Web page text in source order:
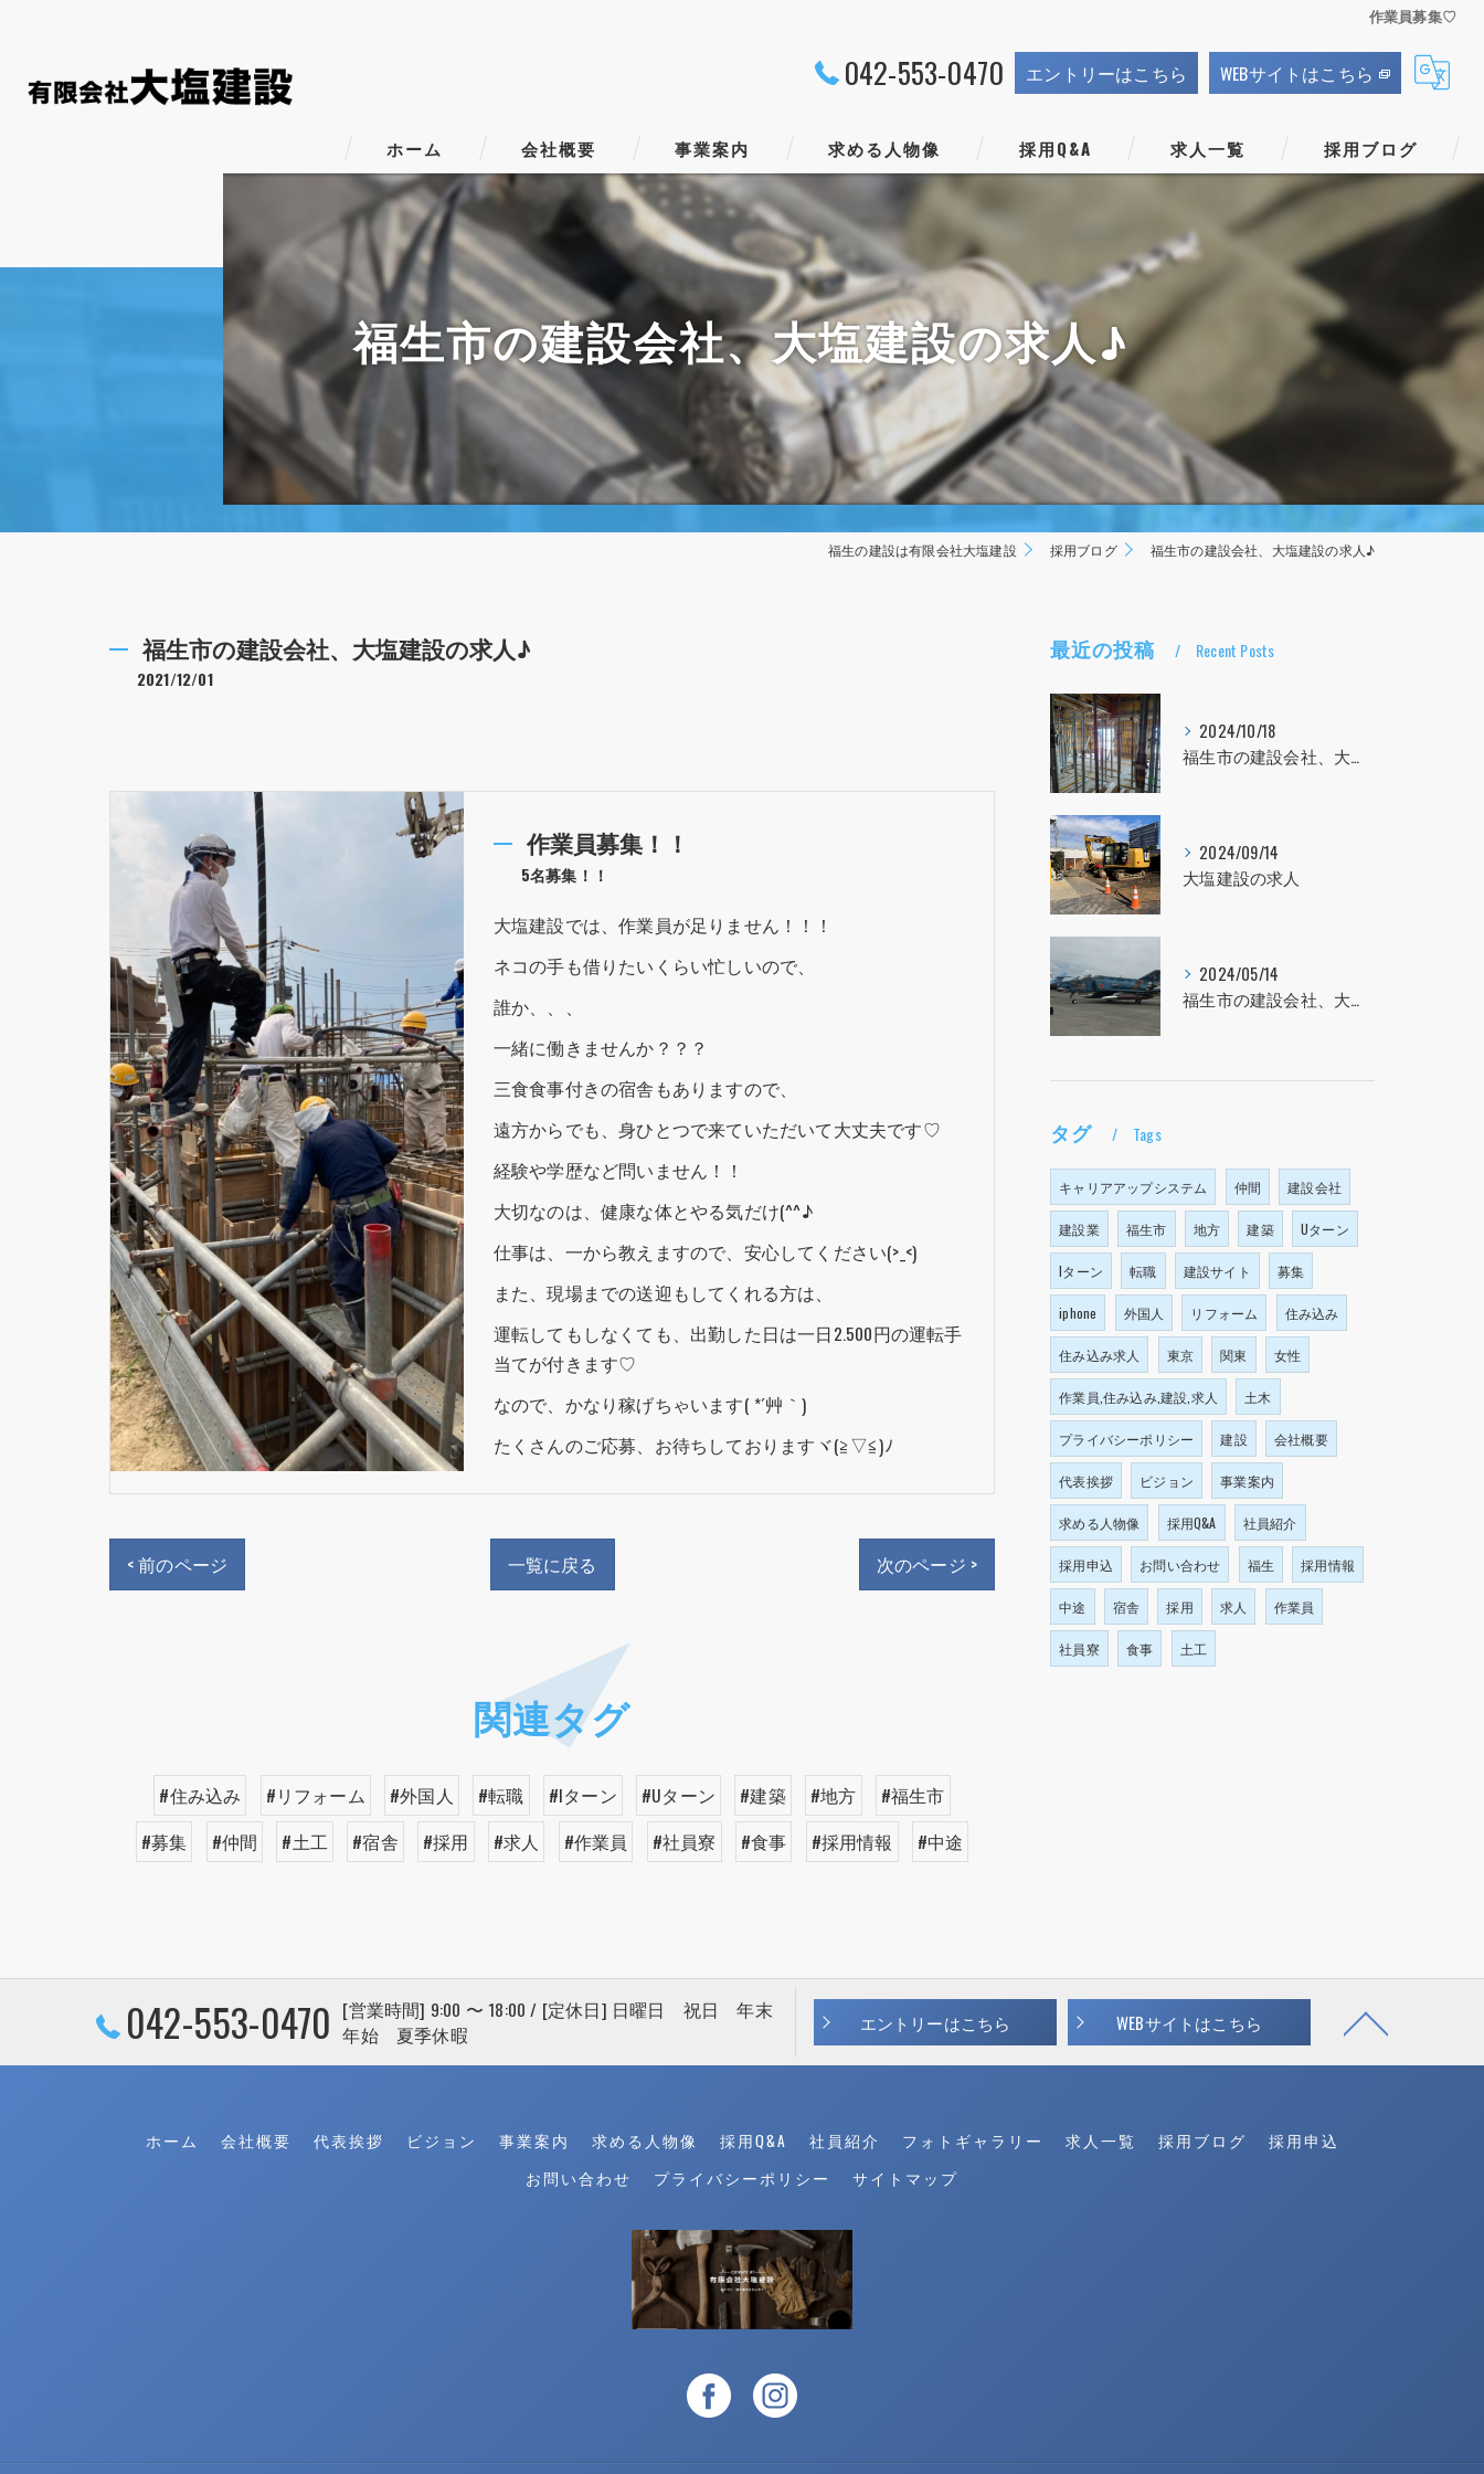
作業員募集♡
042-553-0470 エントリーはこちら WEBサイトはこちら
ホーム 会社概要
代表挨拶
ビジョン
事業案内 求める人物像 採用Q&A 求人一覧 採用ブログ
福生市の建設会社、大塩建設の求人♪
福生の建設は有限会社大塩建設 採用ブログ 福生市の建設会社、大塩建設の求人♪
福生市の建設会社、大塩建設の求人♪
2021/12/01
作業員募集！！
5名募集！！
大塩建設では、作業員が足りません！！！
ネコの手も借りたいくらい忙しいので、
誰か、、、
一緒に働きませんか？？？
三食食事付きの宿舎もありますので、
遠方からでも、身ひとつで来ていただいて大丈夫です♡
経験や学歴など問いません！！
大切なのは、健康な体とやる気だけ(^^♪
仕事は、一から教えますので、安心してください(>_<)
また、現場までの送迎もしてくれる方は、
運転してもしなくても、出勤した日は一日2.500円の運転手
当てが付きます♡
なので、かなり稼げちゃいます( *´艸｀)
たくさんのご応募、お待ちしておりますヾ(≧▽≦)ﾉ
< 前のページ 一覧に戻る 次のページ >
関連タグ
#住み込み #リフォーム #外国人 #転職 #Iターン #Uターン #建築 #地方
#福生市
#募集
#仲間 #土工 #宿舎 #採用 #求人 #作業員 #社員寮 #食事 #採用情報 #中途
最近の投稿 Recent Posts
2024/10/18
福生市の建設会社、大塩建設の求人！！！
2024/09/14
大塩建設の求人
2024/05/14
福生市の建設会社、大塩建設の求人！！！
タグ Tags
キャリアアップシステム 仲間 建設会社
建設業 福生市 地方 建築 Uターン
Iターン 転職 建設サイト 募集
iphone 外国人 リフォーム 住み込み
住み込み求人 東京 関東 女性
作業員,住み込み,建設,求人 土木
プライバシーポリシー 建設 会社概要
代表挨拶 ビジョン 事業案内
求める人物像 採用Q&A 社員紹介
採用申込 お問い合わせ 福生 採用情報
中途 宿舎 採用 求人 作業員
社員寮 食事 土工
042-553-0470 [営業時間] 9:00 〜 18:00 / [定休日] 日曜日 祝日 年末
年始 夏季休暇
エントリーはこちら WEBサイトはこちら
ホーム 会社概要 代表挨拶 ビジョン 事業案内 求める人物像 採用Q&A 社員紹介 フォトギャラリー 求人一覧 採用ブログ
採用申込
お問い合わせ
プライバシーポリシー サイトマップ